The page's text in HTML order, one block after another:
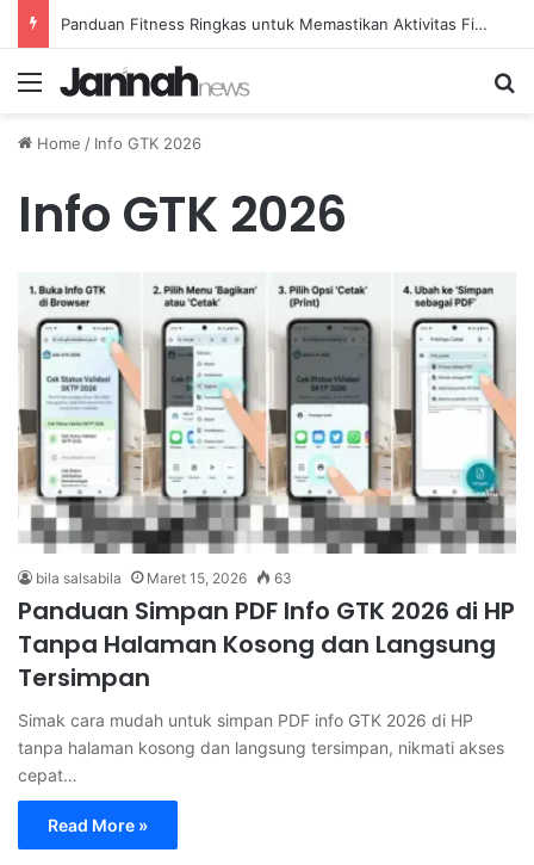
Panduan Fitness Ringkas untuk Memastikan Aktivitas Fisik Anda Tetap Konsisten
Menu
Home / Info GTK 2026
Info GTK 2026
bila salsabila Maret 15, 2026 63
Panduan Simpan PDF Info GTK 2026 di HP
Tanpa Halaman Kosong dan Langsung
Tersimpan
Simak cara mudah untuk simpan PDF info GTK 2026 di HP
tanpa halaman kosong dan langsung tersimpan, nikmati akses
cepat…
Read More »